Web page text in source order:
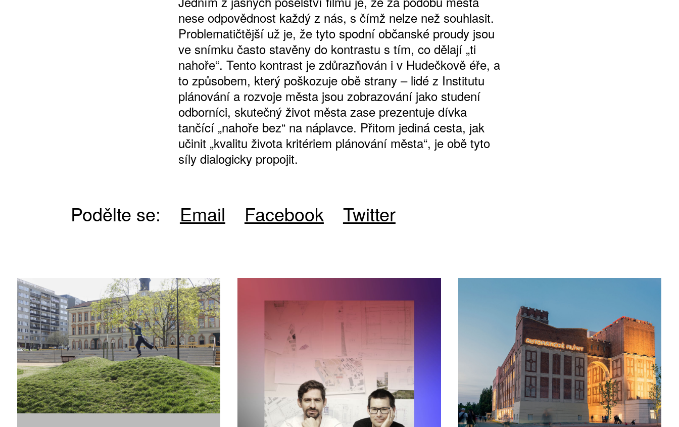
nese odpovědnost každý z nás, s čímž nelze než souhlasit.
Problematičtější už je, že tyto spodní občanské proudy jsou
ve snímku často stavěny do kontrastu s tím, co dělají „ti
nahoře“. Tento kontrast je zdůrazňován i v Hudečkově éře, a
to způsobem, který poškozuje obě strany – lidé z Institutu
plánování a rozvoje města jsou zobrazování jako studení
odborníci, skutečný život města zase prezentuje dívka
tančící „nahoře bez“ na náplavce. Přitom jediná cesta, jak
učinit „kvalitu života kritériem plánování města“, je obě tyto
síly dialogicky propojit.
Podělte se: Email Facebook Twitter